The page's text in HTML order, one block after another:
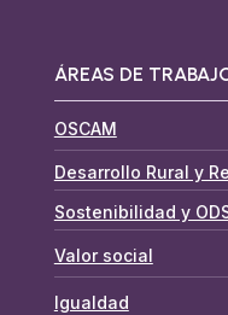
ÁREAS DE
OSCAM
Desarrollo Rural y
Sostenibilidad y
Valor social
Igualdad